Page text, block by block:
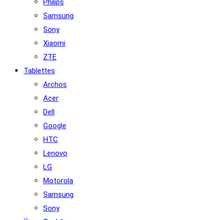
Philips
Samsung
Sony
Xiaomi
ZTE
Tablettes
Archos
Acer
Dell
Google
HTC
Lenovo
LG
Motorola
Samsung
Sony